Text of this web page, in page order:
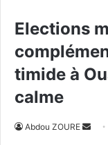
Elections
timide à
calme
Abdou ZOURE